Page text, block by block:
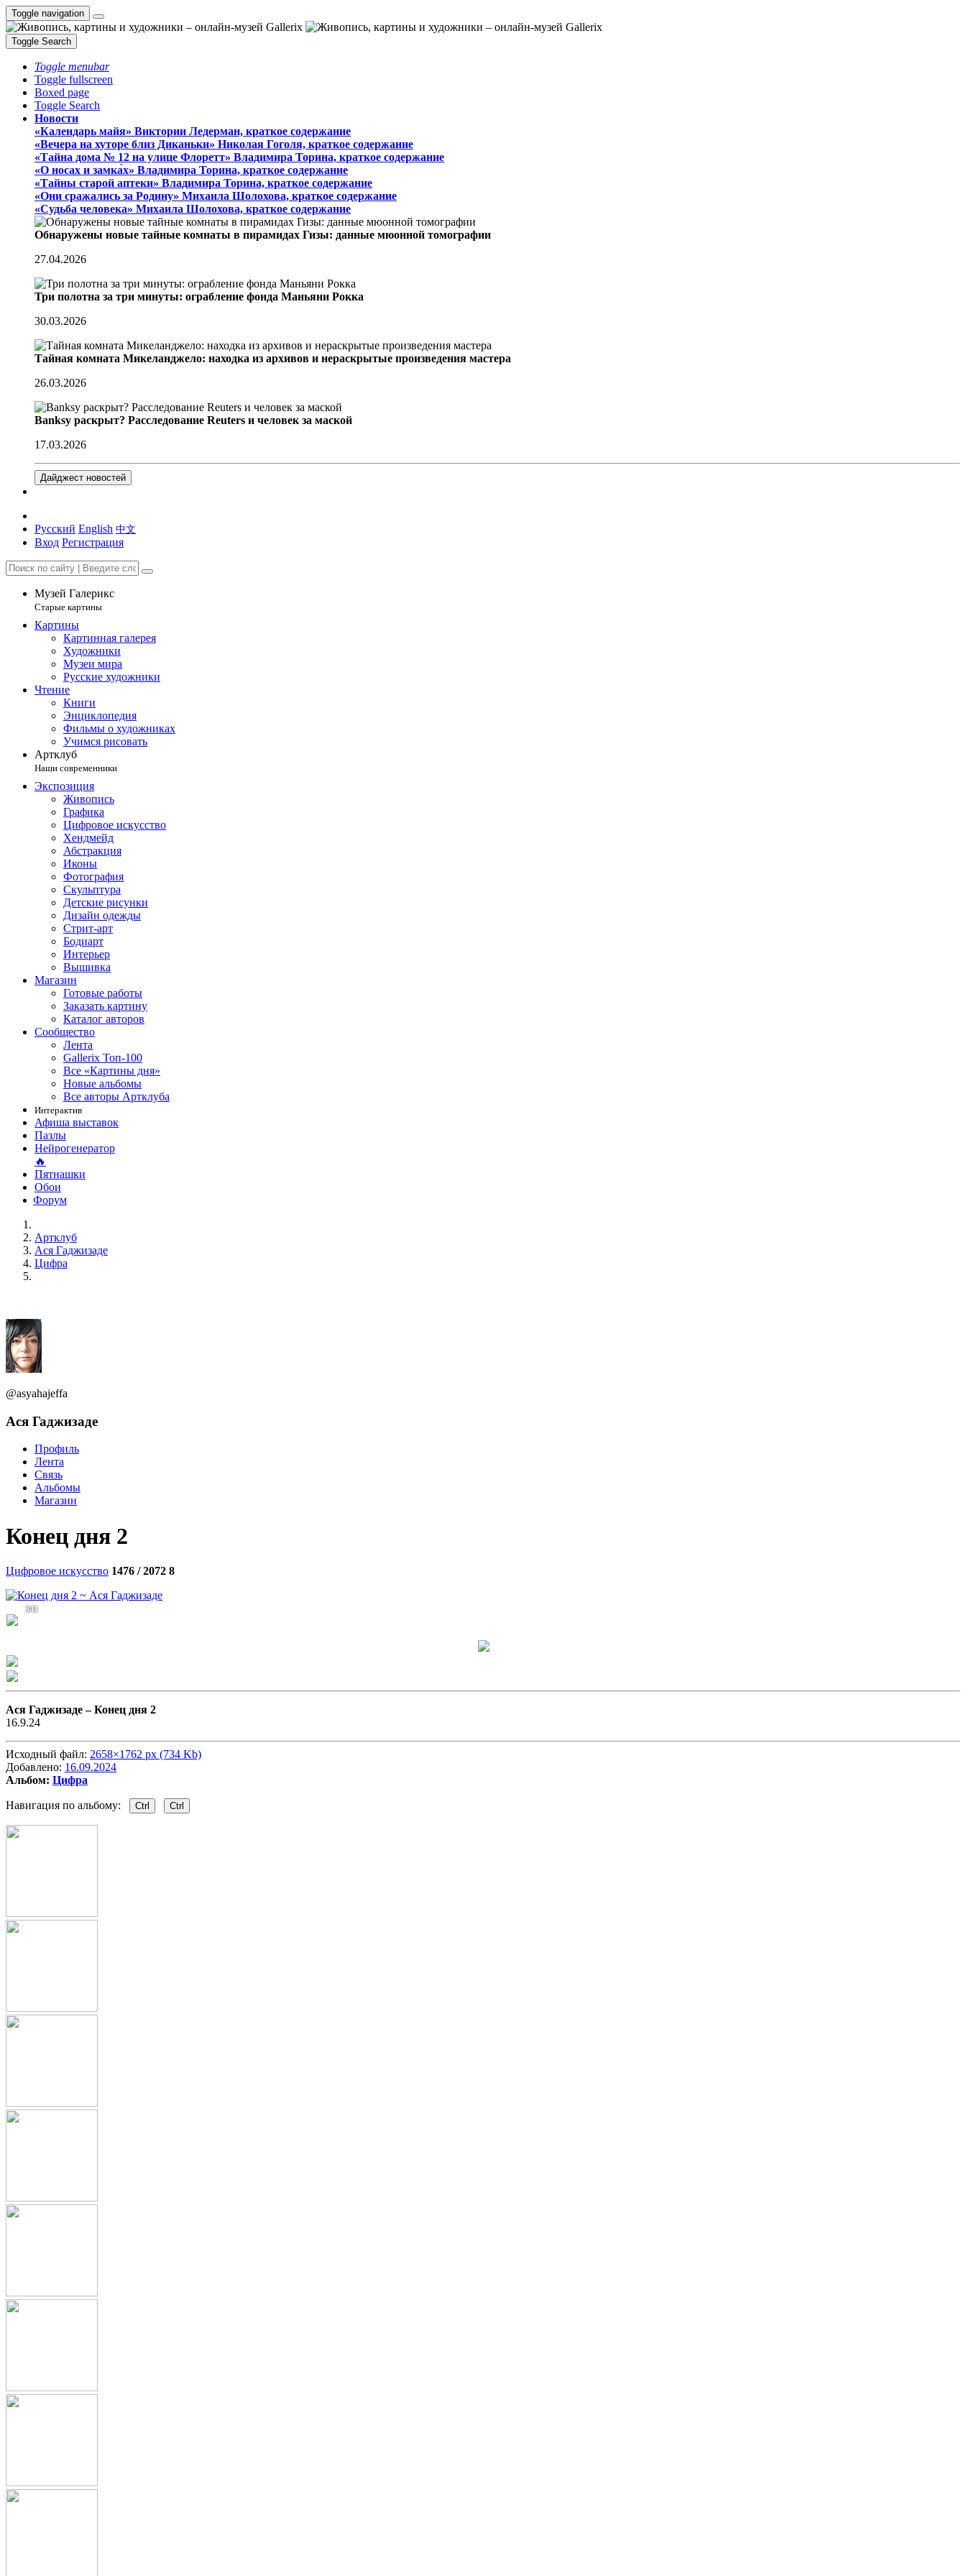
Toggle navigation
Toggle Search
Toggle menubar
Toggle fullscreen
Boxed page
Toggle Search
Новости
«Календарь майя» Виктории Ледерман, краткое содержание
«Вечера на хуторе близ Диканьки» Николая Гоголя, краткое содержание
«Тайна дома № 12 на улице Флоретт» Владимира Торина, краткое содержание
«О носах и замка́х» Владимира Торина, краткое содержание
«Тайны старой аптеки» Владимира Торина, краткое содержание
«Они сражались за Родину» Михаила Шолохова, краткое содержание
«Судьба человека» Михаила Шолохова, краткое содержание
Обнаружены новые тайные комнаты в пирамидах Гизы: данные мюонной томографии
27.04.2026
Три полотна за три минуты: ограбление фонда Маньяни Рокка
30.03.2026
Тайная комната Микеланджело: находка из архивов и нераскрытые произведения мастера
26.03.2026
Banksy раскрыт? Расследование Reuters и человек за маской
17.03.2026
Дайджест новостей
Русский English 中文
Вход Регистрация
Музей Галерикс
Старые картины
Картины
Картинная галерея
Художники
Музеи мира
Русские художники
Чтение
Книги
Энциклопедия
Фильмы о художниках
Учимся рисовать
Артклуб
Наши современники
Экспозиция
Живопись
Графика
Цифровое искусство
Хендмейд
Абстракция
Иконы
Фотография
Скульптура
Детские рисунки
Дизайн одежды
Стрит-арт
Бодиарт
Интерьер
Вышивка
Магазин
Готовые работы
Заказать картину
Каталог авторов
Сообщество
Лента
Gallerix Топ-100
Все «Картины дня»
Новые альбомы
Все авторы Артклуба
Интерактив
Афиша выставок
Пазлы
Нейрогенератор
🔥
Пятнашки
Обои
Форум
Артклуб
Aся Гаджизаде
Цифра
@asyahajeffa
Aся Гаджизаде
Профиль
Лента
Связь
Альбомы
Магазин
Конец дня 2
Цифровое искусство 1476 / 2072 8
341
Aся Гаджизаде –Конец дня 2
16.9.24
Исходный файл: 2658×1762 px (734 Kb)
Добавлено: 16.09.2024
Альбом: Цифра
Навигация по альбому: Ctrl Ctrl